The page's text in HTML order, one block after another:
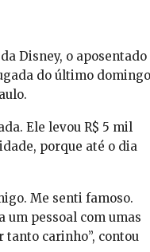
Disney, o aposentado
do último domingo
Ele levou R$ 5 mil
porque até o dia
Me senti famoso.
um pessoal com umas
carinho”, contou